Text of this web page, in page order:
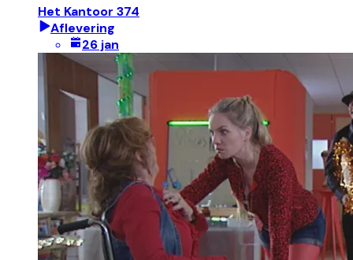
Het Kantoor 374
Aflevering
26 jan